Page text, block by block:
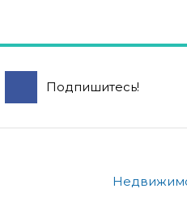
Подпишитесь!